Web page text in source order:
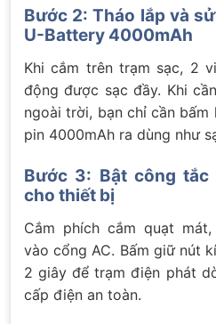
Bước 2: Tháo lắp và
U-Battery 4000mAh
Khi cắm trên trạm sạc, 2
động được sạc đầy. Khi
ngoài trời, bạn chỉ cần
pin 4000mAh ra dùng như
Bước 3: Bật công tắc
cho thiết bị
Cắm phích cắm quạt
vào cổng AC. Bấm giữ nút
2 giây để trạm điện phát
cấp điện an toàn.